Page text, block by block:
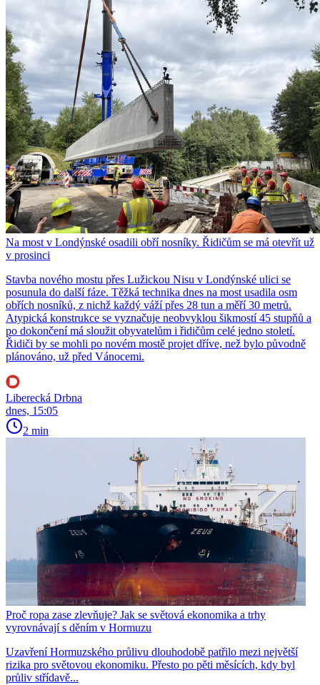
Na most v Londýnské osadili obří nosníky. Řidičům se má otevřít už
v prosinci
Stavba nového mostu přes Lužickou Nisu v Londýnské ulici se
posunula do další fáze. Těžká technika dnes na most usadila osm
obřích nosníků, z nichž každý váží přes 28 tun a měří 30 metrů.
Atypická konstrukce se vyznačuje neobvyklou šikmostí 45 stupňů a
po dokončení má sloužit obyvatelům i řidičům celé jedno století.
Řidiči by se mohli po novém mostě projet dříve, než bylo původně
plánováno, už před Vánocemi.
Liberecká Drbna
dnes, 15:05
2 min
Proč ropa zase zlevňuje? Jak se světová ekonomika a trhy
vyrovnávají s děním v Hormuzu
Uzavření Hormuzského průlivu dlouhodobě patřilo mezi největší
rizika pro světovou ekonomiku. Přesto po pěti měsících, kdy byl
průliv střídavě...